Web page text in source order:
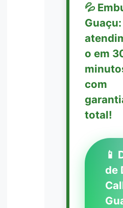
💦
Guaçu:
o em
com
total!
📱
de